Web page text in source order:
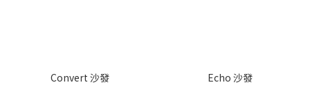
Convert 沙發 Echo 沙發